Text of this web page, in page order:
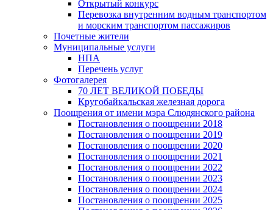
Открытый конкурс
Перевозка внутренним водным транспортом
и морским транспортом пассажиров
Почетные жители
Муниципальные услуги
НПА
Перечень услуг
Фотогалерея
70 ЛЕТ ВЕЛИКОЙ ПОБЕДЫ
Кругобайкальская железная дорога
Поощрения от имени мэра Слюдянского района
Постановления о поощрении 2018
Постановления о поощрении 2019
Постановления о поощрении 2020
Постановления о поощрении 2021
Постановления о поощрении 2022
Постановления о поощрении 2023
Постановления о поощрении 2024
Постановления о поощрении 2025